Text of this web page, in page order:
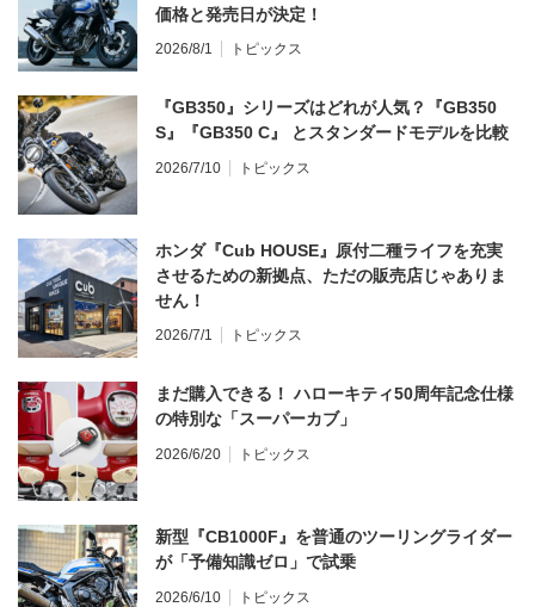
価格と発売日が決定！
2026/8/1 トピックス
『GB350』シリーズはどれが人気？『GB350
S』『GB350 C』 とスタンダードモデルを比較
2026/7/10 トピックス
ホンダ『Cub HOUSE』原付二種ライフを充実
させるための新拠点、ただの販売店じゃありま
せん！
2026/7/1 トピックス
まだ購入できる！ ハローキティ50周年記念仕様
の特別な「スーパーカブ」
2026/6/20 トピックス
新型『CB1000F』を普通のツーリングライダー
が「予備知識ゼロ」で試乗
2026/6/10 トピックス